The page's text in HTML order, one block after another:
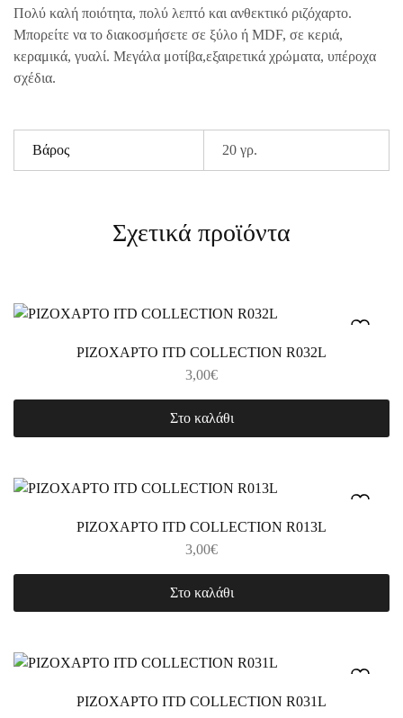
Πολύ καλή ποιότητα, πολύ λεπτό και ανθεκτικό ριζόχαρτο.
Μπορείτε να το διακοσμήσετε σε ξύλο ή MDF, σε κεριά,
κεραμικά, γυαλί. Μεγάλα μοτίβα,εξαιρετικά χρώματα, υπέροχα
σχέδια.
Βάρος 20 γρ.
Σχετικά προϊόντα
ΡΙΖΟΧΑΡΤΟ ITD COLLECTION R032L
3,00€
Στο καλάθι
ΡΙΖΟΧΑΡΤΟ ITD COLLECTION R013L
3,00€
Στο καλάθι
ΡΙΖΟΧΑΡΤΟ ITD COLLECTION R031L